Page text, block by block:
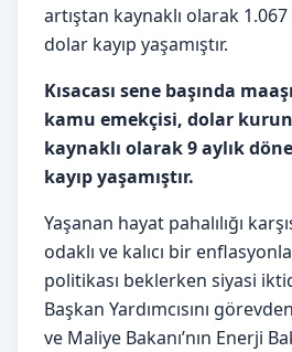
artıştan kaynaklı olarak
dolar kayıp yaşamıştır.
Kısacası sene başında
kamu emekçisi, dolar
kaynaklı olarak 9 aylık
kayıp yaşamıştır.
Yaşanan hayat pahalılığı
odaklı ve kalıcı bir
politikası beklerken siyasi
Başkan Yardımcısını
ve Maliye Bakanı’nın Enerji